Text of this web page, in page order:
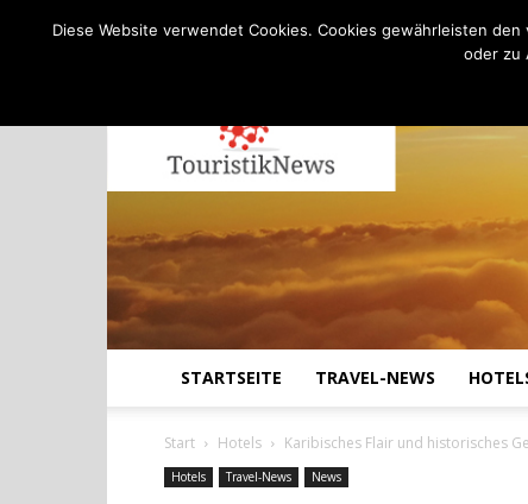
STARTSEITE TRAVEL-NEWS
Start Hotels Karibisches Flair und historisches
Hotels Travel-News News
Diese Website verwendet Cookies. Cookies gewährleisten
oder zu